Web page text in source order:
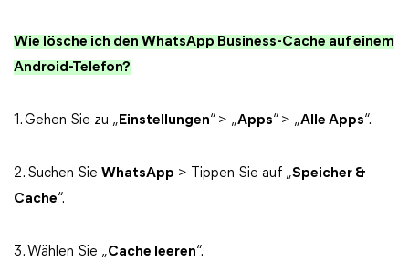
Wie lösche ich den WhatsApp Business-Cache auf einem
Android-Telefon?
1. Gehen Sie zu „ Einstellungen“ > „Apps“ > „Alle Apps“.
2. Suchen Sie WhatsApp > Tippen Sie auf „Speicher &
Cache“.
3. Wählen Sie „Cache leeren“.